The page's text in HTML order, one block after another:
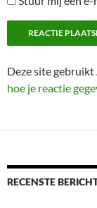
Deze site
hoe je reactie
RECENSTE